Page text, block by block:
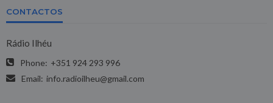
CONTACTOS
Rádio Ilhéu
Phone: +351 924 293 996
Email: info.radioilheu@gmail.com